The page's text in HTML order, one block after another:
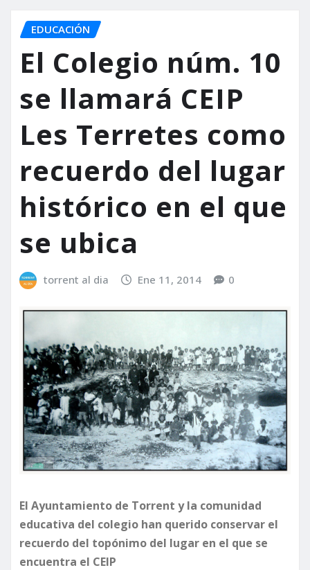
EDUCACIÓN
El Colegio núm. 10
se llamará CEIP
Les Terretes como
recuerdo del lugar
histórico en el que
se ubica
torrent al dia Ene 11, 2014 0
El Ayuntamiento de Torrent y la comunidad
educativa del colegio han querido conservar el
recuerdo del topónimo del lugar en el que se
encuentra el CEIP